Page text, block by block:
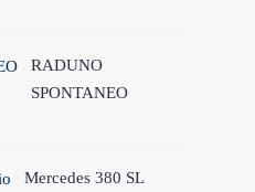
RADUNO
SPONTANEO
Mercedes 380 SL